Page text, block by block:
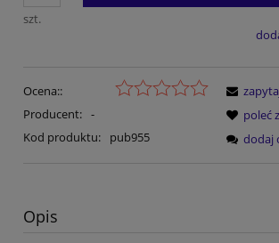
szt.
Ocena::
Producent: -
Kod produktu:
pub955
poleć
dodaj
Opis